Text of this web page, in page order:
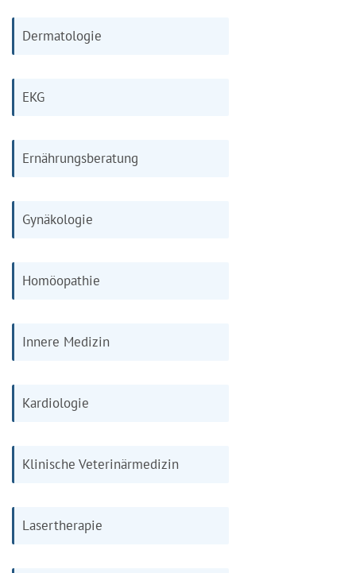
Dermatologie
EKG
Ernährungsberatung
Gynäkologie
Homöopathie
Innere Medizin
Kardiologie
Klinische Veterinärmedizin
Lasertherapie